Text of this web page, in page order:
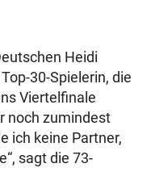
Heidi
30-Spielerin, die
Viertelfinale
noch zumindest
ich keine Partner,
sagt die 73-